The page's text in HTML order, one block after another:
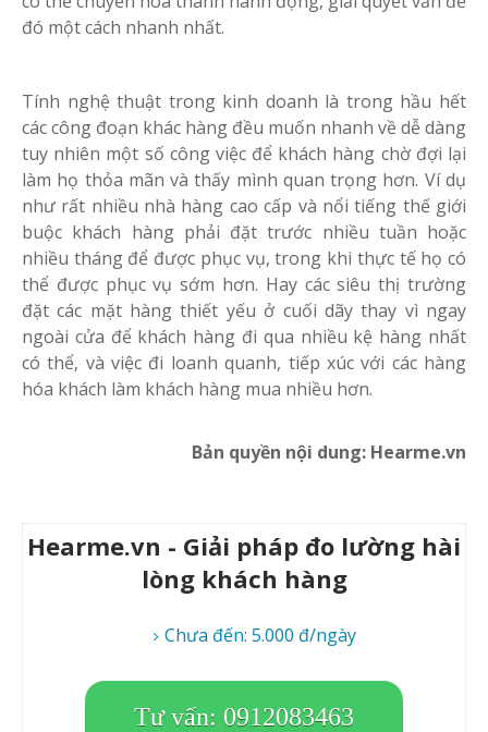
đó một cách nhanh nhất.
Tính nghệ thuật trong kinh doanh là trong hầu hết
các công đoạn khác hàng đều muốn nhanh về dễ dàng
tuy nhiên một số công việc để khách hàng chờ đợi lại
làm họ thỏa mãn và thấy mình quan trọng hơn. Ví dụ
như rất nhiều nhà hàng cao cấp và nổi tiếng thế giới
buộc khách hàng phải đặt trước nhiều tuần hoặc
nhiều tháng để được phục vụ, trong khi thực tế họ có
thể được phục vụ sớm hơn. Hay các siêu thị trường
đặt các mặt hàng thiết yếu ở cuối dãy thay vì ngay
ngoài cửa để khách hàng đi qua nhiều kệ hàng nhất
có thể, và việc đi loanh quanh, tiếp xúc với các hàng
hóa khách làm khách hàng mua nhiều hơn.
Bản quyền nội dung: Hearme.vn
Hearme.vn - Giải pháp đo lường hài
lòng khách hàng
Chưa đến: 5.000 đ/ngày
Tư vấn: 0912083463